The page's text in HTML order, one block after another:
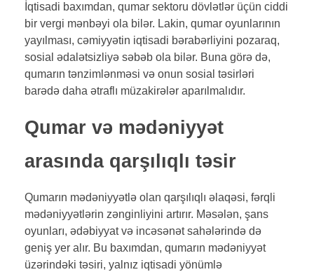
İqtisadi baxımdan, qumar sektoru dövlətlər üçün ciddi
bir vergi mənbəyi ola bilər. Lakin, qumar oyunlarının
yayılması, cəmiyyətin iqtisadi bərabərliyini pozaraq,
sosial ədalətsizliyə səbəb ola bilər. Buna görə də,
qumarın tənzimlənməsi və onun sosial təsirləri
barədə daha ətraflı müzakirələr aparılmalıdır.
Qumar və mədəniyyət
arasında qarşılıqlı təsir
Qumarın mədəniyyətlə olan qarşılıqlı əlaqəsi, fərqli
mədəniyyətlərin zənginliyini artırır. Məsələn, şans
oyunları, ədəbiyyat və incəsənət sahələrində də
geniş yer alır. Bu baxımdan, qumarın mədəniyyət
üzərindəki təsiri, yalnız iqtisadi yönümlə